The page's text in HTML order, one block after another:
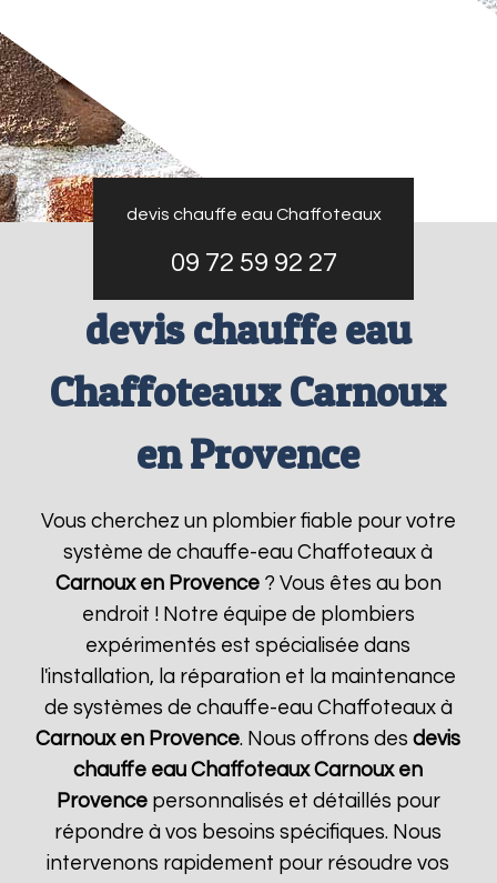
devis chauffe eau Chaffoteaux
09 72 59 92 27
devis chauffe eau
Chaffoteaux Carnoux
en Provence
Vous cherchez un plombier fiable pour votre
système de chauffe-eau Chaffoteaux à
Carnoux en Provence? Vous êtes au bon
endroit ! Notre équipe de plombiers
expérimentés est spécialisée dans
l'installation, la réparation et la maintenance
de systèmes de chauffe-eau Chaffoteaux à
Carnoux en Provence. Nous offrons desdevis
chauffe eau Chaffoteaux Carnoux en
Provencepersonnalisés et détaillés pour
répondre à vos besoins spécifiques. Nous
intervenons rapidement pour résoudre vos